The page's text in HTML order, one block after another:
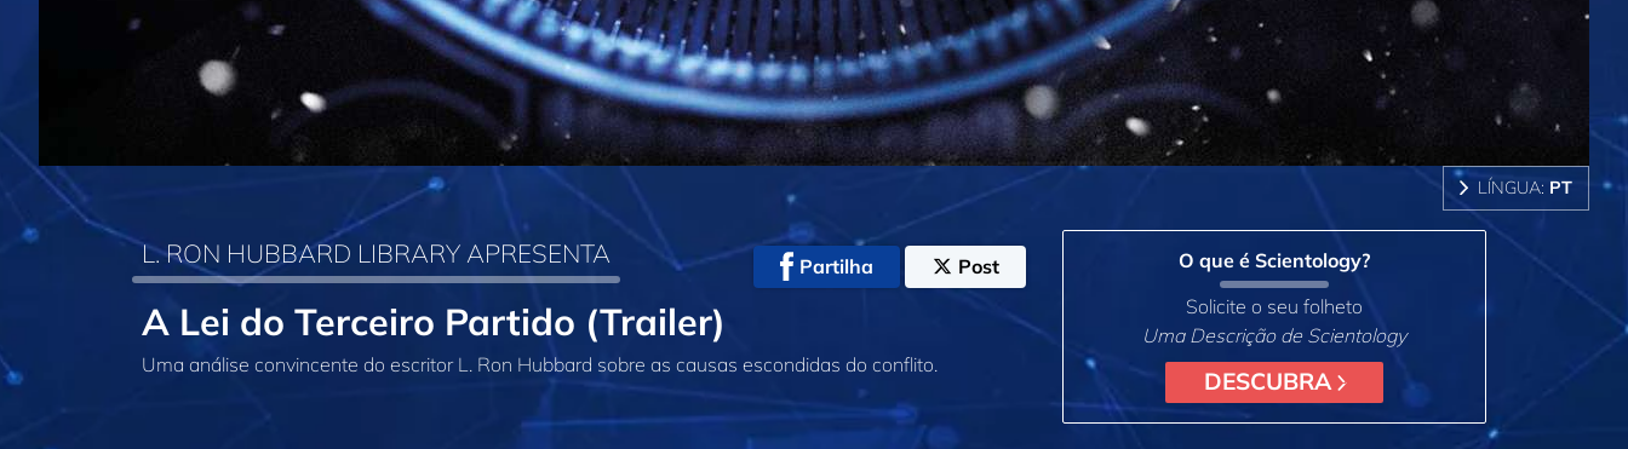
LÍNGUA: PT
L. RON HUBBARD LIBRARY APRESENTA Partilha Post
A Lei do Terceiro Partido (Trailer)
Uma análise convincente do escritor L. Ron Hubbard sobre as causas escondidas do conflito.
O que é Scientology?
Solicite o seu folheto
Uma Descrição de Scientology
DESCUBRA